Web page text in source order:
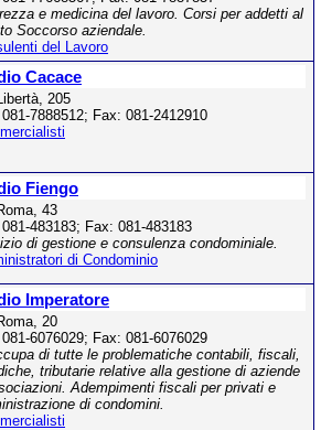
e medicina del lavoro. Corsi per addetti al
Soccorso aziendale.
del Lavoro
Cacace
205
7888512; Fax: 081-2412910
Fiengo
43
483183; Fax: 081-483183
di gestione e consulenza condominiale.
di Condominio
Imperatore
20
6076029; Fax: 081-6076029
di tutte le problematiche contabili, fiscali,
tributarie relative alla gestione di aziende
Adempimenti fiscali per privati e
di condomini.